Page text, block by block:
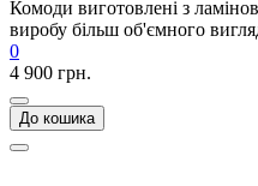
Комоди виготовлені з
виробу більш об'ємного
0
4 900 грн.
До кошика